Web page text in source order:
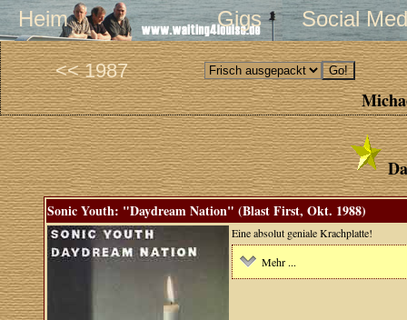
Heim Gigs Social
<< 1987
Sonic Youth: "Daydream Nation" (Blast First, Okt. 1988)
Eine absolut geniale Krachplatte!
Mehr ...